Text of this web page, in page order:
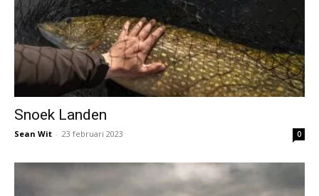
Snoek Landen
Sean Wit - 23 februari 2023 0